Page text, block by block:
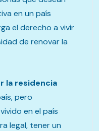
en un país
el derecho a vivir
de renovar la
la residencia
pero
en el país
legal, tener un